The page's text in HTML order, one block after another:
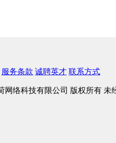
服务条款 诚聘英才 联系方式
网络科技有限公司 版权所有 未